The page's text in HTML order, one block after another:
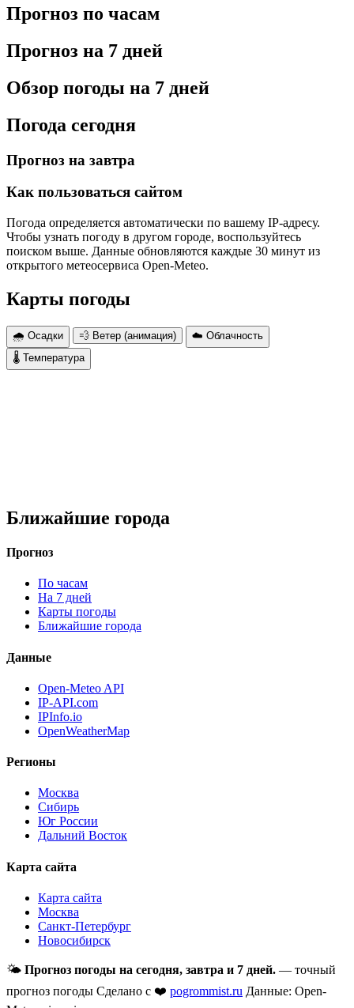
Прогноз по часам
Прогноз на 7 дней
Обзор погоды на 7 дней
Погода сегодня
Прогноз на завтра
Как пользоваться сайтом
Погода определяется автоматически по вашему IP-адресу.
Чтобы узнать погоду в другом городе, воспользуйтесь
поиском выше. Данные обновляются каждые 30 минут из
открытого метеосервиса Open-Meteo.
Карты погоды
🌧 Осадки 💨 Ветер (анимация)
☁️ Облачность
🌡 Температура
Ближайшие города
Прогноз
По часам
На 7 дней
Карты погоды
Ближайшие города
Данные
Open-Meteo API
IP-API.com
IPInfo.io
OpenWeatherMap
Регионы
Москва
Сибирь
Юг России
Дальний Восток
Карта сайта
Карта сайта
Москва
Санкт-Петербург
Новосибирск
🌤 Прогноз погоды на сегодня, завтра и 7 дней. — точный
прогноз погоды Сделано с ❤️ pogrommist.ru Данные: Open-